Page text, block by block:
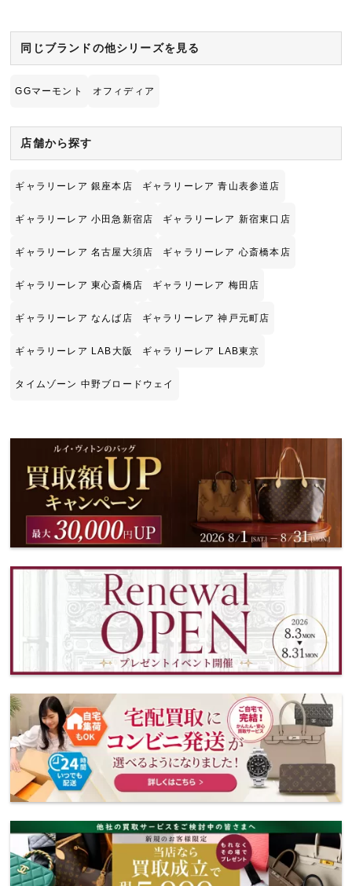
同じブランドの他シリーズを見る
GGマーモント オフィディア
店舗から探す
ギャラリーレア 銀座本店 ギャラリーレア 青山表参道店
ギャラリーレア 小田急新宿店 ギャラリーレア 新宿東口店
ギャラリーレア 名古屋大須店 ギャラリーレア 心斎橋本店
ギャラリーレア 東心斎橋店 ギャラリーレア 梅田店
ギャラリーレア なんば店 ギャラリーレア 神戸元町店
ギャラリーレア LAB大阪 ギャラリーレア LAB東京
タイムゾーン 中野ブロードウェイ